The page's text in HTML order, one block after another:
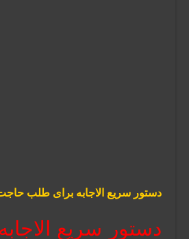
دستور سریع الاجابه برای طلب حاجت و خواسته ها
دستور سریع